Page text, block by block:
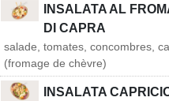
INSALATA AL
DI CAPRA
salade, tomates, concombres,
(fromage de chèvre)
INSALATA